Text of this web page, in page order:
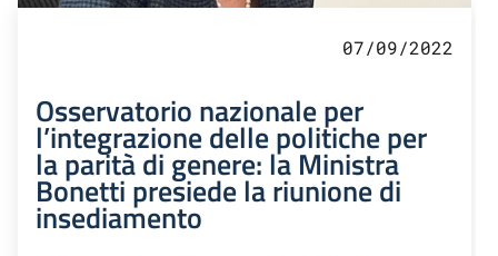
07/09/2022
Osservatorio nazionale per
l’integrazione delle politiche per
la parità di genere: la Ministra
Bonetti presiede la riunione di
insediamento